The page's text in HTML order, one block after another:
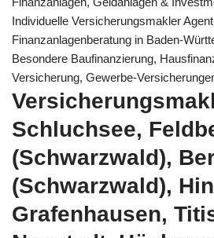
Individuelle Versicherungsmakler
Finanzanlagenberatung in Baden-
Besondere Baufinanzierung,
Versicherung, Gewerbe-
Schluchsee,
(Schwarzwald),
(Schwarzwald),
Grafenhausen,